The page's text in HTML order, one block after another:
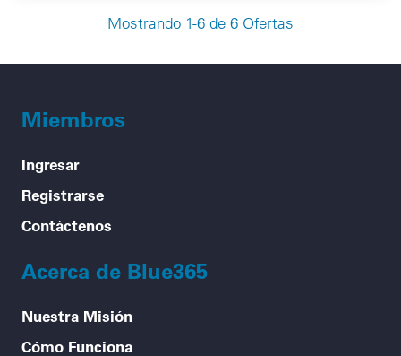
Mostrando 1-6 de 6 Ofertas
Miembros
Ingresar
Registrarse
Contáctenos
Acerca de Blue365
Nuestra Misión
Cómo Funciona